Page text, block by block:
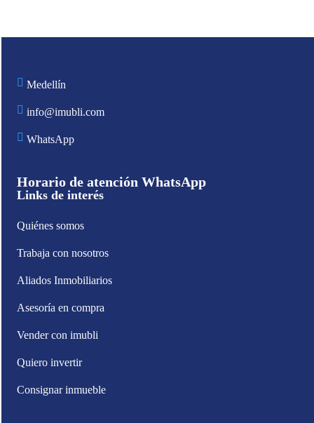
Medellín
info@imubli.com
WhatsApp
Horario de atención WhatsApp
Links de interés
Quiénes somos
Trabaja con nosotros
Aliados Inmobiliarios
Asesoría en compra
Vender con imubli
Quiero invertir
Consignar inmueble